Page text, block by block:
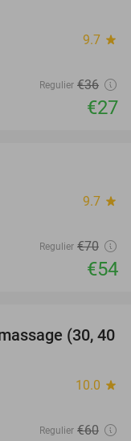
9.7 star
Regulier €36
€27
9.7 star
Regulier €70
€54
60%
(30, 40
10.0 star
Regulier €60